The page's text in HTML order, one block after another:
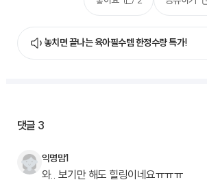
놓치면 끝나는 육아필수템 한정수량 특가!
댓글 3
익명맘1
와.. 보기만 해도 힐링이네요ㅠㅠㅠ